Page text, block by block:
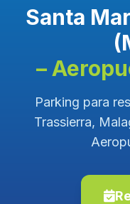
Santa
–
Parking para
Trassierra,